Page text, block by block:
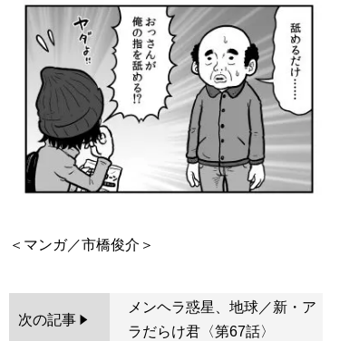
次の記事
メンヘラ惑星、地球／新・ア
ラだらけ君〈第67話〉